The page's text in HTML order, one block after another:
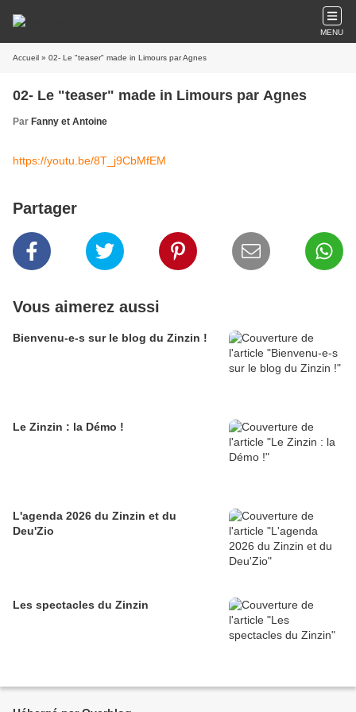
MENU
Accueil » 02- Le "teaser" made in Limours par Agnes
02- Le "teaser" made in Limours par Agnes
Par Fanny et Antoine
https://youtu.be/8T_j9CbMfEM
Partager
Vous aimerez aussi
Bienvenu-e-s sur le blog du Zinzin !
Le Zinzin : la Démo !
L'agenda 2026 du Zinzin et du
Deu'Zio
Les spectacles du Zinzin